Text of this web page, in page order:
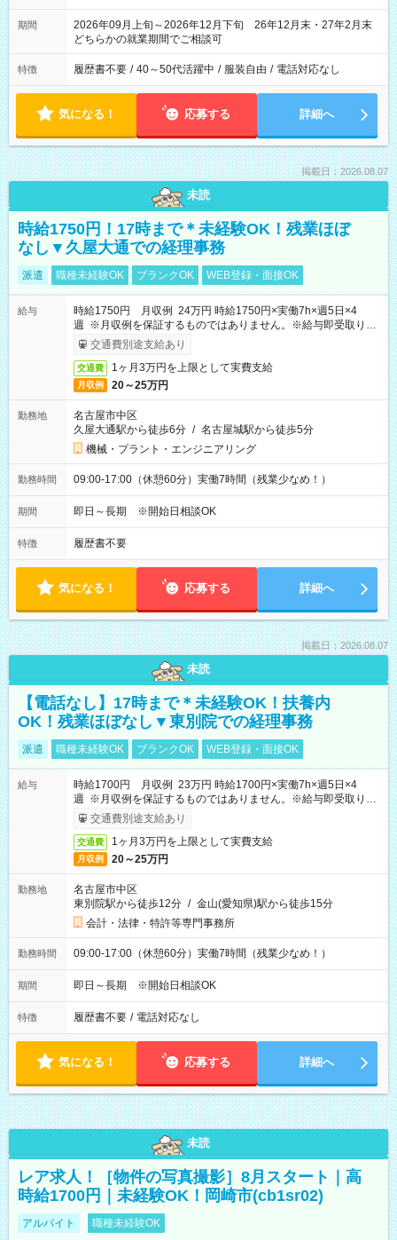
期間
2026年09月上旬～2026年12月下旬 26年12月末・27年2月末
どちらかの就業期間でご相談可
特徴 履歴書不要 / 40～50代活躍中 / 服装自由 / 電話対応なし
気になる！ 応募する 詳細へ
掲載日：2026.08.07
未読
時給1750円！17時まで＊未経験OK！残業ほぼ
なし▼久屋大通での経理事務
派遣 職種未経験OK ブランクOK WEB登録・面接OK
給与
時給1750円 月収例 24万円 時給1750円×実働7h×週5日×4
週 ※月収例を保証するものではありません。※給与即受取りサ
ービス利用可（利用条件有）
交通費別途支給あり
交通費 1ヶ月3万円を上限として実費支給
月収例 20～25万円
勤務地
名古屋市中区
久屋大通駅から徒歩6分 / 名古屋城駅から徒歩5分
機械・プラント・エンジニアリング
勤務時間 09:00-17:00（休憩60分）実働7時間（残業少なめ！）
期間 即日～長期 ※開始日相談OK
特徴 履歴書不要
気になる！ 応募する 詳細へ
掲載日：2026.08.07
未読
【電話なし】17時まで＊未経験OK！扶養内
OK！残業ほぼなし▼東別院での経理事務
派遣 職種未経験OK ブランクOK WEB登録・面接OK
給与
時給1700円 月収例 23万円 時給1700円×実働7h×週5日×4
週 ※月収例を保証するものではありません。※給与即受取りサ
ービス利用可（利用条件有）
交通費別途支給あり
交通費 1ヶ月3万円を上限として実費支給
月収例 20～25万円
勤務地
名古屋市中区
東別院駅から徒歩12分 / 金山(愛知県)駅から徒歩15分
会計・法律・特許等専門事務所
勤務時間 09:00-17:00（休憩60分）実働7時間（残業少なめ！）
期間 即日～長期 ※開始日相談OK
特徴 履歴書不要 / 電話対応なし
気になる！ 応募する 詳細へ
未読
レア求人！［物件の写真撮影］8月スタート｜高
時給1700円｜未経験OK！岡崎市(cb1sr02)
アルバイト 職種未経験OK